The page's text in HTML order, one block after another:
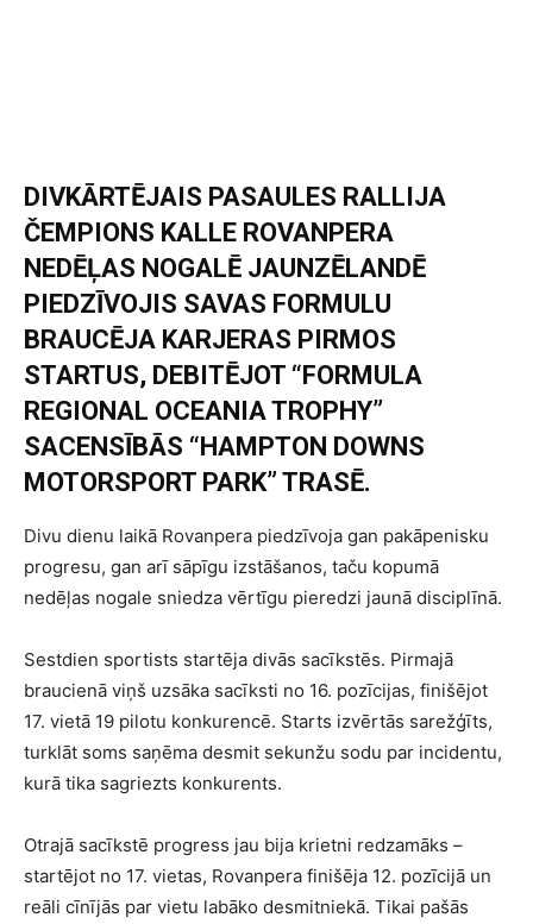
DIVKĀRTĒJAIS PASAULES RALLIJA
ČEMPIONS KALLE ROVANPERA
NEDĒĻAS NOGALĒ JAUNZĒLANDĒ
PIEDZĪVOJIS SAVAS FORMULU
BRAUCĒJA KARJERAS PIRMOS
STARTUS, DEBITĒJOT “FORMULA
REGIONAL OCEANIA TROPHY”
SACENSĪBĀS “HAMPTON DOWNS
MOTORSPORT PARK” TRASĒ.
Divu dienu laikā Rovanpera piedzīvoja gan pakāpenisku
progresu, gan arī sāpīgu izstāšanos, taču kopumā
nedēļas nogale sniedza vērtīgu pieredzi jaunā disciplīnā.
Sestdien sportists startēja divās sacīkstēs. Pirmajā
braucienā viņš uzsāka sacīksti no 16. pozīcijas, finišējot
17. vietā 19 pilotu konkurencē. Starts izvērtās sarežģīts,
turklāt soms saņēma desmit sekunžu sodu par incidentu,
kurā tika sagriezts konkurents.
Otrajā sacīkstē progress jau bija krietni redzamāks –
startējot no 17. vietas, Rovanpera finišēja 12. pozīcijā un
reāli cīnījās par vietu labāko desmitniekā. Tikai pašās